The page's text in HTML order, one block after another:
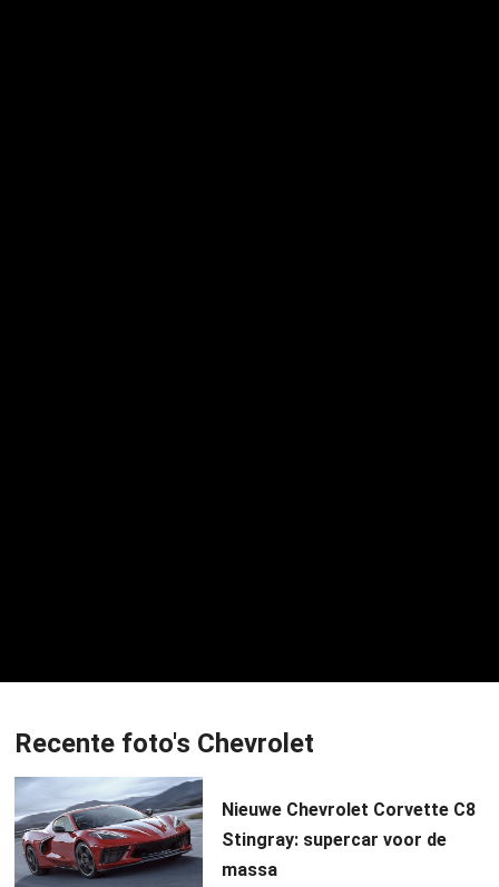
Recente foto's Chevrolet
Nieuwe Chevrolet Corvette C8
Stingray: supercar voor de
massa